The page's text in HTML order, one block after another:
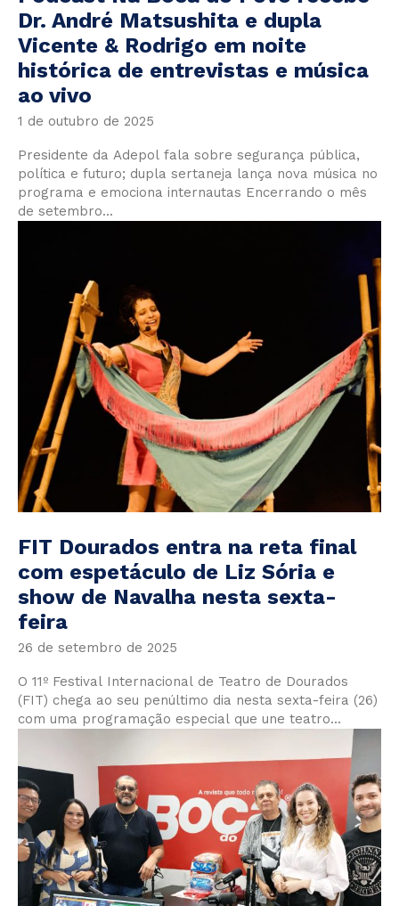
Dr. André Matsushita e dupla
Vicente & Rodrigo em noite
histórica de entrevistas e música
ao vivo
1 de outubro de 2025
Presidente da Adepol fala sobre segurança pública,
política e futuro; dupla sertaneja lança nova música no
programa e emociona internautas Encerrando o mês
de setembro...
FIT Dourados entra na reta final
com espetáculo de Liz Sória e
show de Navalha nesta sexta-
feira
26 de setembro de 2025
O 11º Festival Internacional de Teatro de Dourados
(FIT) chega ao seu penúltimo dia nesta sexta-feira (26)
com uma programação especial que une teatro...